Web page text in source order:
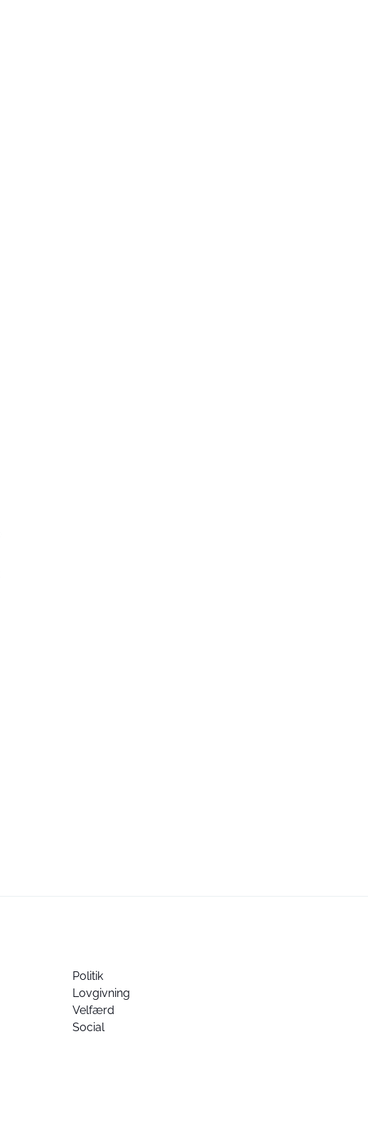
Politik
Lovgivning
Velfærd
Social